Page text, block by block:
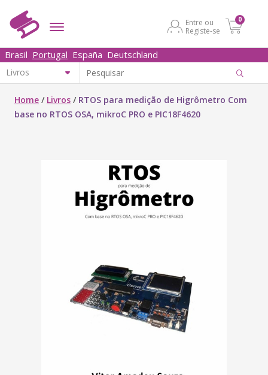
Entre ou
Registe-se
0
Brasil Portugal España Deutschland
Home / Livros / RTOS para medição de Higrômetro Com
base no RTOS OSA, mikroC PRO e PIC18F4620